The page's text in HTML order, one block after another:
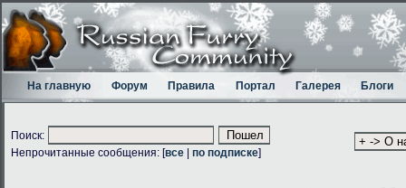
На главную Форум Правила Портал Галерея Блоги
Поиск:
Непрочитанные сообщения: [все по подписке]